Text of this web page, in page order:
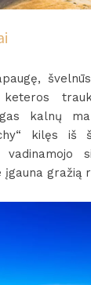
keteros
kalnų
kilęs
vadinamojo
gražią